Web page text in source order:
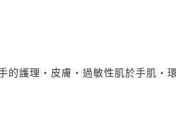
護理・皮膚・過敏性肌於手肌・